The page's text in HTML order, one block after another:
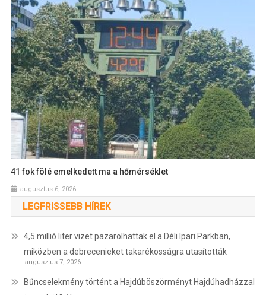
41 fok fölé emelkedett ma a hőmérséklet
augusztus 6, 2026
LEGFRISSEBB HÍREK
4,5 millió liter vizet pazarolhattak el a Déli Ipari Parkban,
miközben a debrecenieket takarékosságra utasították
augusztus 7, 2026
Bűncselekmény történt a Hajdúböszörményt Hajdúhadházzal